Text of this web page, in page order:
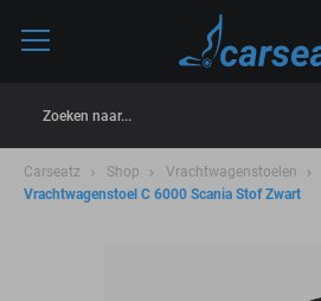
Zoeken naar...
Carseatz Shop Vrachtwagenstoelen
Vrachtwagenstoel C 6000 Scania Stof Zwart